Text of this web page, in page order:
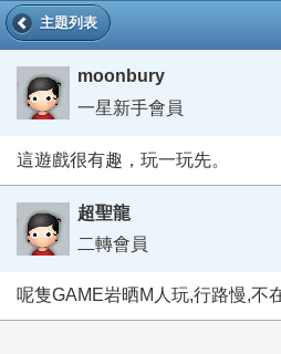
主題列表
moonbury
一星新手會員
這遊戲很有趣，玩一玩先。
超聖龍
二轉會員
呢隻GAME岩晒M人玩,行路慢,不